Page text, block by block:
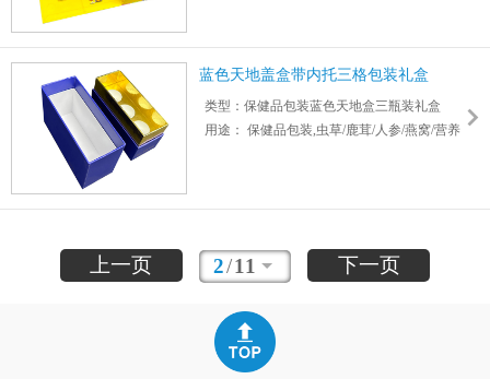
蓝色天地盖盒带内托三格包装礼盒
类型：保健品包装蓝色天地盒三瓶装礼盒
用途： 保健品包装,虫草/鹿茸/人参/燕窝/营养
上一页 2/11 下一页